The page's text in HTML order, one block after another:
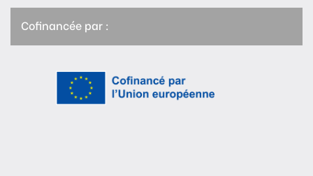
Cofinancée par :